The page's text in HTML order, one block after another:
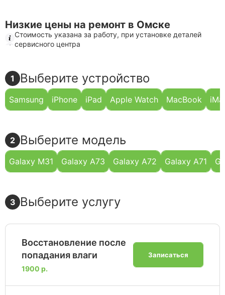
Низкие цены на ремонт в Омске
Стоимость указана за работу, при установке деталей
сервисного центра
1 Выберите устройство
Samsung iPhone iPad Apple Watch MacBook
2 Выберите модель
Galaxy M31 Galaxy A73 Galaxy A72 Galaxy A71
3 Выберите услугу
Восстановление после
попадания влаги
1900 р.
Записаться